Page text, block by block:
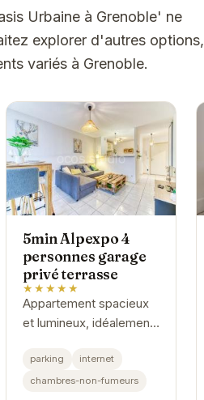
Urbaine à Grenoble' ne
explorer d'autres options,
variés à Grenoble.
5min Alpexpo 4
personnes garage
privé terrasse
★★★★★
Appartement spacieux
et lumineux, idéalement
d'Alpexpo. Le garage
privé est un véritable
parking
internet
chambres-non-fumeurs